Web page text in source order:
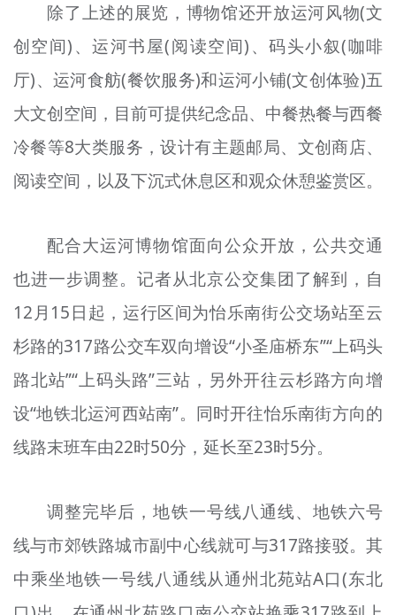
除了上述的展览，博物馆还开放运河风物(文
创空间)、运河书屋(阅读空间)、码头小叙(咖啡
厅)、运河食舫(餐饮服务)和运河小铺(文创体验)五
大文创空间，目前可提供纪念品、中餐热餐与西餐
冷餐等8大类服务，设计有主题邮局、文创商店、
阅读空间，以及下沉式休息区和观众休憩鉴赏区。
配合大运河博物馆面向公众开放，公共交通
也进一步调整。记者从北京公交集团了解到，自
12月15日起，运行区间为怡乐南街公交场站至云
杉路的317路公交车双向增设“小圣庙桥东”“上码头
路北站”“上码头路”三站，另外开往云杉路方向增
设“地铁北运河西站南”。同时开往怡乐南街方向的
线路末班车由22时50分，延长至23时5分。
调整完毕后，地铁一号线八通线、地铁六号
线与市郊铁路城市副中心线就可与317路接驳。其
中乘坐地铁一号线八通线从通州北苑站A口(东北